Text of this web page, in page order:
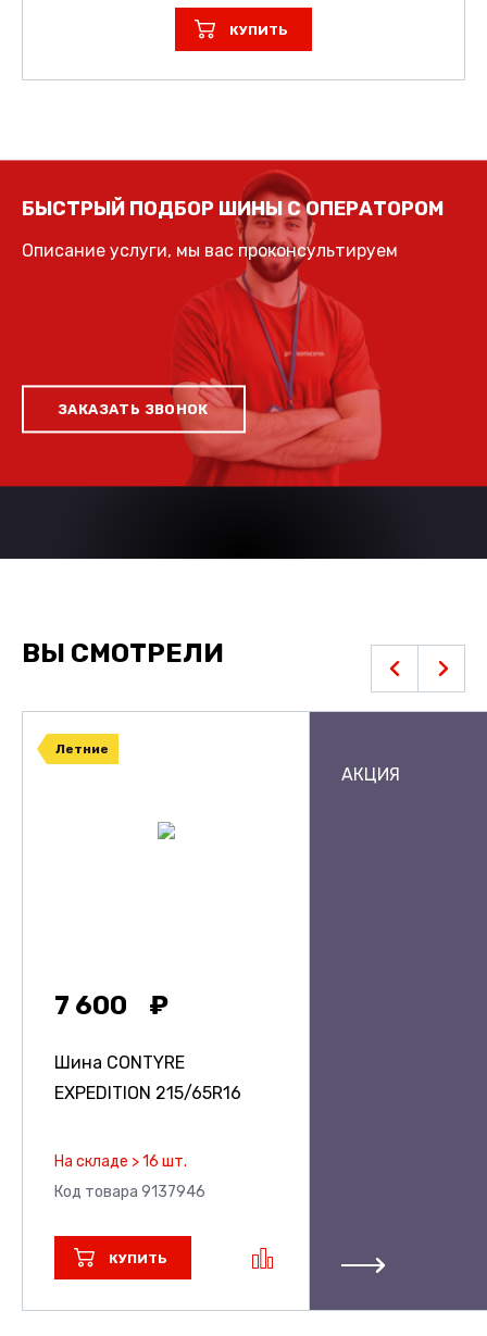
КУПИТЬ
БЫСТРЫЙ ПОДБОР ШИНЫ С ОПЕРАТОРОМ
Описание услуги, мы вас проконсультируем
ЗАКАЗАТЬ ЗВОНОК
ВЫ СМОТРЕЛИ
Летние
7 600
Шина CONTYRE
EXPEDITION 215/65R16
На складе > 16 шт.
Код товара 9137946
КУПИТЬ
АКЦИЯ